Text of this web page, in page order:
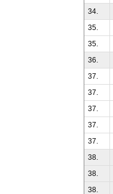
34.
35.
35.
36.
37.
37.
37.
37.
37.
38.
38.
38.